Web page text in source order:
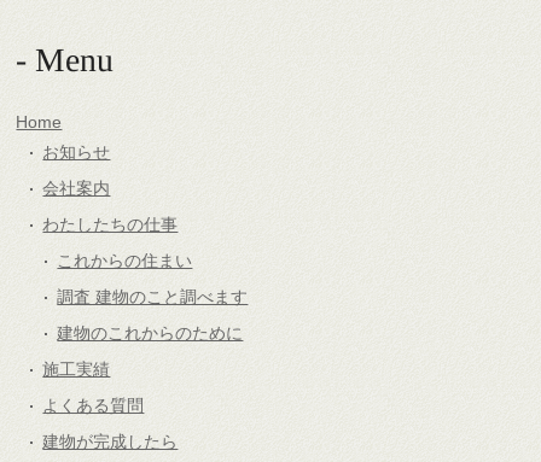
- Menu
Home
お知らせ
会社案内
わたしたちの仕事
これからの住まい
調査 建物のこと調べます
建物のこれからのために
施工実績
よくある質問
建物が完成したら